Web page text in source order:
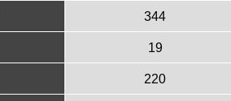
344
19
220